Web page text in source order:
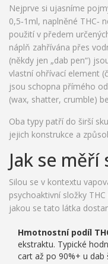
Nejprve si ujasníme
0,5‑1ml, naplněné THC‑
použití v předem
náplň zahřívána přes
(někdy jen „dab pen“)
vlastní ohřívací element
jsou schopna přímého
(wax, shatter, crumble)
Oba typy patří do širší
jejich konstrukce a
Jak se
Silou se v kontextu
psychoaktivní složky
jakou se tato látka
Hmotnostní podíl
ekstraktu. Typické
cart až po 90%+ u dab